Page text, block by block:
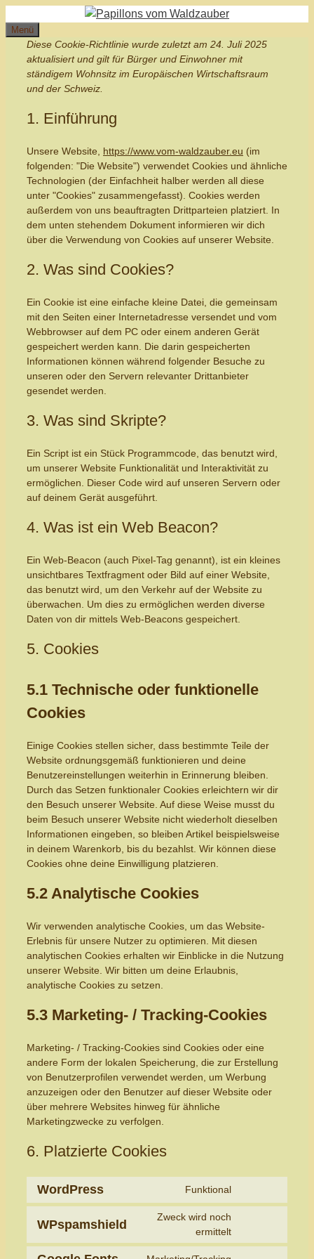
Inhalt
springen
Menü
Diese Cookie-Richtlinie wurde zuletzt am 24. Juli 2025
aktualisiert und gilt für Bürger und Einwohner mit
ständigem Wohnsitz im Europäischen Wirtschaftsraum
und der Schweiz.
1. Einführung
Unsere Website, https://www.vom-waldzauber.eu (im
folgenden: "Die Website") verwendet Cookies und ähnliche
Technologien (der Einfachheit halber werden all diese
unter "Cookies" zusammengefasst). Cookies werden
außerdem von uns beauftragten Drittparteien platziert. In
dem unten stehendem Dokument informieren wir dich
über die Verwendung von Cookies auf unserer Website.
2. Was sind Cookies?
Ein Cookie ist eine einfache kleine Datei, die gemeinsam
mit den Seiten einer Internetadresse versendet und vom
Webbrowser auf dem PC oder einem anderen Gerät
gespeichert werden kann. Die darin gespeicherten
Informationen können während folgender Besuche zu
unseren oder den Servern relevanter Drittanbieter
gesendet werden.
3. Was sind Skripte?
Ein Script ist ein Stück Programmcode, das benutzt wird,
um unserer Website Funktionalität und Interaktivität zu
ermöglichen. Dieser Code wird auf unseren Servern oder
auf deinem Gerät ausgeführt.
4. Was ist ein Web Beacon?
Ein Web-Beacon (auch Pixel-Tag genannt), ist ein kleines
unsichtbares Textfragment oder Bild auf einer Website,
das benutzt wird, um den Verkehr auf der Website zu
überwachen. Um dies zu ermöglichen werden diverse
Daten von dir mittels Web-Beacons gespeichert.
5. Cookies
5.1 Technische oder funktionelle
Cookies
Einige Cookies stellen sicher, dass bestimmte Teile der
Website ordnungsgemäß funktionieren und deine
Benutzereinstellungen weiterhin in Erinnerung bleiben.
Durch das Setzen funktionaler Cookies erleichtern wir dir
den Besuch unserer Website. Auf diese Weise musst du
beim Besuch unserer Website nicht wiederholt dieselben
Informationen eingeben, so bleiben Artikel beispielsweise
in deinem Warenkorb, bis du bezahlst. Wir können diese
Cookies ohne deine Einwilligung platzieren.
5.2 Analytische Cookies
Wir verwenden analytische Cookies, um das Website-
Erlebnis für unsere Nutzer zu optimieren. Mit diesen
analytischen Cookies erhalten wir Einblicke in die Nutzung
unserer Website. Wir bitten um deine Erlaubnis,
analytische Cookies zu setzen.
5.3 Marketing- / Tracking-Cookies
Marketing- / Tracking-Cookies sind Cookies oder eine
andere Form der lokalen Speicherung, die zur Erstellung
von Benutzerprofilen verwendet werden, um Werbung
anzuzeigen oder den Benutzer auf dieser Website oder
über mehrere Websites hinweg für ähnliche
Marketingzwecke zu verfolgen.
6. Platzierte Cookies
WordPress Funktional
wordpress
WPspamshield
Zweck wird noch
ermittelt
to